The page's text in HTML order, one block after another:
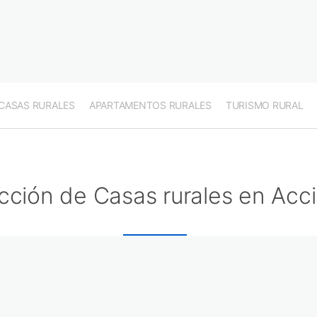
RURALES APARTAMENTOS RURALES TURISMO RURAL
de Casas rurales en